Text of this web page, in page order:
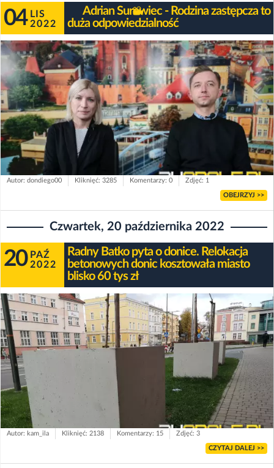
04 LIS
2022
Adrian Surowiec - Rodzina zastępcza to
duża odpowiedzialność
Autor: dondiego00 Kliknięć: 3285 Komentarzy: 0 Zdjęć: 1
OBEJRZYJ >>
Czwartek, 20 października 2022
20 PAŹ
2022
Radny Batko pyta o donice. Relokacja
betonowych donic kosztowała miasto
blisko 60 tys zł
Autor: kam_ila Kliknięć: 2138 Komentarzy: 15 Zdjęć: 3
CZYTAJ DALEJ >>